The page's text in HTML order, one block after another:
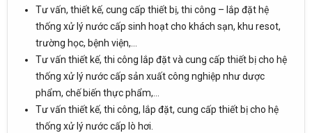
Tư vấn, thiết kế, cung cấp thiết bị, thi công – lắp đặt hệ
thống xử lý nước cấp sinh hoạt cho khách sạn, khu resot,
trường học, bệnh viện,…
Tư vấn thiết kế, thi công lắp đặt và cung cấp thiết bị cho hệ
thống xử lý nước cấp sản xuất công nghiệp như dược
phẩm, chế biến thực phẩm,…
Tư vấn thiết kế, thi công, lắp đặt, cung cấp thiết bị cho hệ
thống xử lý nước cấp lò hơi.